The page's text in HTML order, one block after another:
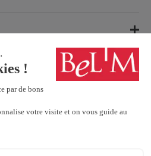
& SUPPORT
CONSEILLERS SONT À VOTRE